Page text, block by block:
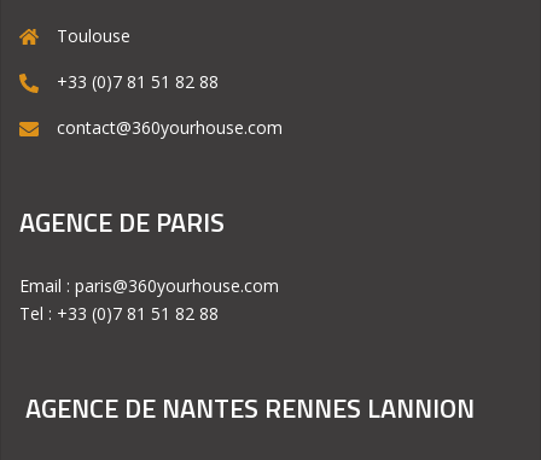
Toulouse
+33 (0)7 81 51 82 88
contact@360yourhouse.com
AGENCE DE PARIS
Email : paris@360yourhouse.com
Tel : +33 (0)7 81 51 82 88
AGENCE DE NANTES RENNES LANNION